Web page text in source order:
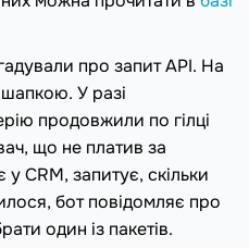
про запит API. На
У разі
продовжили по гілці
що не платив за
CRM, запитує, скільки
бот повідомляє про
один із пакетів.